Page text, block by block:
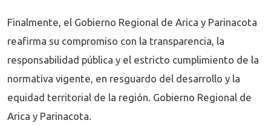
Finalmente, el Gobierno Regional de Arica y Parinacota
reafirma su compromiso con la transparencia, la
responsabilidad pública y el estricto cumplimiento de la
normativa vigente, en resguardo del desarrollo y la
equidad territorial de la región. Gobierno Regional de
Arica y Parinacota.